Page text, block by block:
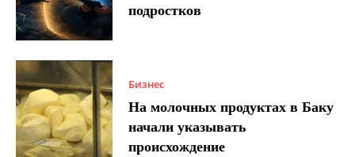
подростков
Бизнес
На молочных продуктах в Баку
начали указывать
происхождение